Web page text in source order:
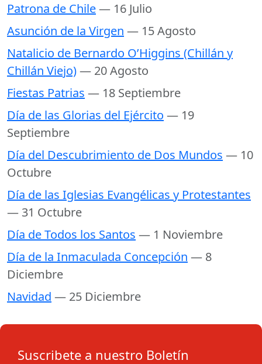
Patrona de Chile— 16 Julio
Asunción de la Virgen — 15 Agosto
Natalicio de Bernardo O’Higgins (Chillán y
Chillán Viejo)— 20 Agosto
Fiestas Patrias — 18 Septiembre
Día de las Glorias del Ejército — 19
Septiembre
Día del Descubrimiento de Dos Mundos — 10
Octubre
Día de las Iglesias Evangélicas y Protestantes
— 31 Octubre
Día de Todos los Santos — 1 Noviembre
Día de la Inmaculada Concepción — 8
Diciembre
Navidad — 25 Diciembre
Suscribete a nuestro Boletín